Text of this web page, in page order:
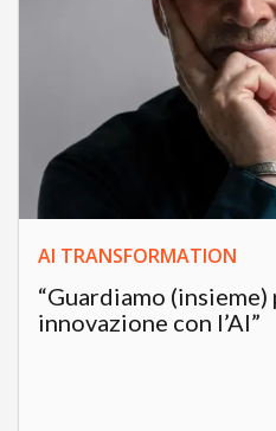
AI TRANSFORMATION
“Guardiamo
innovazione con l’AI”